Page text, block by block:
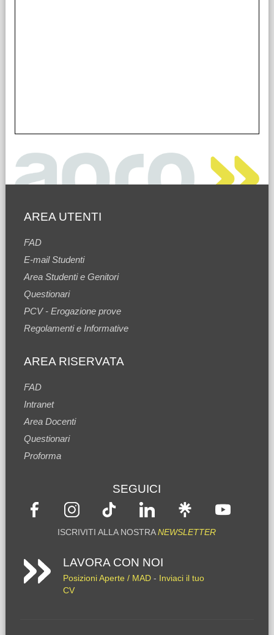
AREA UTENTI
FAD
E-mail Studenti
Area Studenti e Genitori
Questionari
PCV - Erogazione prove
Regolamenti e Informative
AREA RISERVATA
FAD
Intranet
Area Docenti
Questionari
Proforma
SEGUICI
ISCRIVITI ALLA NOSTRANEWSLETTER
LAVORA CON NOI
Posizioni Aperte / MAD- Inviaci il tuo
CV